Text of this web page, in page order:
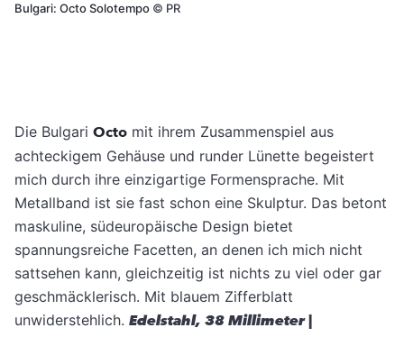
Bulgari: Octo Solotempo © PR
Die Bulgari Octo mit ihrem Zusammenspiel aus
achteckigem Gehäuse und runder Lünette begeistert
mich durch ihre einzigartige Formensprache. Mit
Metallband ist sie fast schon eine Skulptur. Das betont
maskuline, südeuropäische Design bietet
spannungsreiche Facetten, an denen ich mich nicht
sattsehen kann, gleichzeitig ist nichts zu viel oder gar
geschmäcklerisch. Mit blauem Zifferblatt
unwiderstehlich. Edelstahl, 38 Millimeter |